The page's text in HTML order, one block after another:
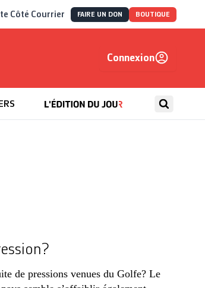
Côté Courrier FAIRE UN DON BOUTIQUE
Connexion
de pressions venues du Golfe? Le